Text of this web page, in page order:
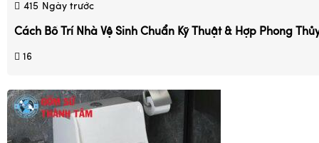
415 Ngày trước
Cách Bố Trí Nhà Vệ Sinh Chuẩn Kỹ Thuật & Hợp Phong
16